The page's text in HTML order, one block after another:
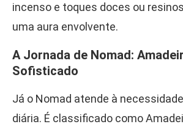
incenso e toques doces ou
uma aura envolvente.
A Jornada de Nomad:
Sofisticado
Já o Nomad atende à
diária. É classificado como